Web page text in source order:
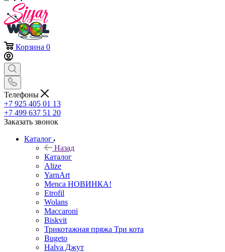
Корзина 0
Телефоны
+7 925 405 01 13
+7 499 637 51 20
Заказать звонок
Каталог
Назад
Каталог
Alize
YarnArt
Menca НОВИНКА!
Etrofil
Wolans
Maccaroni
Biskvit
Трикотажная пряжа Три кота
Bugeto
Halva Джут